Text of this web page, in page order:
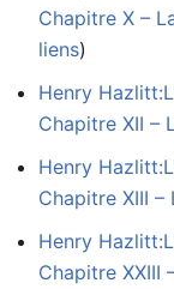
Chapitre X –
liens)
Henry
Chapitre XII –
Henry
Chapitre XIII
Henry
Chapitre XXIII